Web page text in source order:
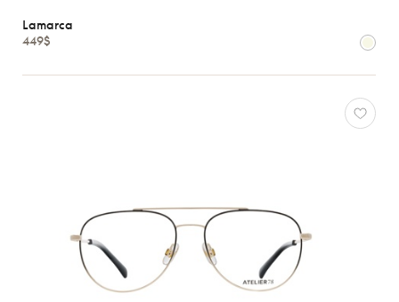
Lamarca
449$